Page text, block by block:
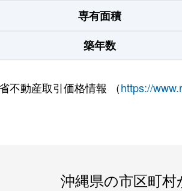
専有面積
築年数
不動産取引価格情報 （https://
沖縄県の市区町